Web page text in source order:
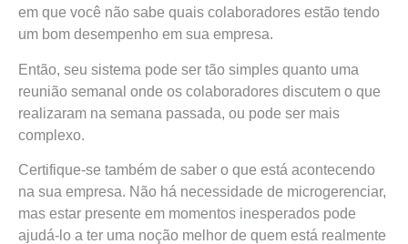
em que você não sabe quais colaboradores estão tendo
um bom desempenho em sua empresa.
Então, seu sistema pode ser tão simples quanto uma
reunião semanal onde os colaboradores discutem o que
realizaram na semana passada, ou pode ser mais
complexo.
Certifique-se também de saber o que está acontecendo
na sua empresa. Não há necessidade de microgerenciar,
mas estar presente em momentos inesperados pode
ajudá-lo a ter uma noção melhor de quem está realmente